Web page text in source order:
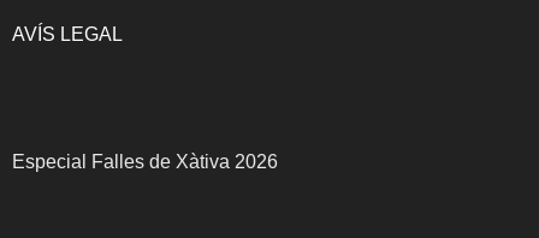
AVÍS LEGAL
Especial Falles de Xàtiva 2026